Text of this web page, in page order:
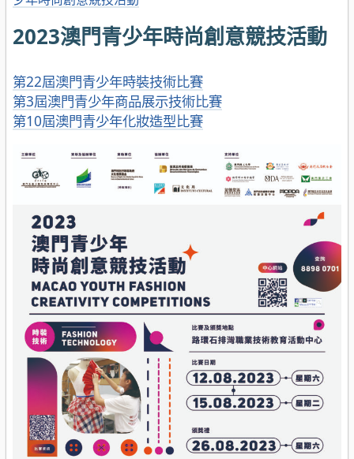
2023澳門青少年時尚創意競技活動
第22屆澳門青少年時裝技術比賽
第3屆澳門青少年商品展示技術比賽
第10屆澳門青少年化妝造型比賽